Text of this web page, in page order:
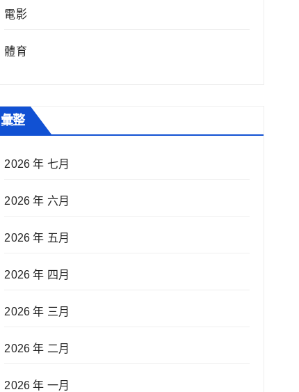
電影
體育
彙整
2026 年 七月
2026 年 六月
2026 年 五月
2026 年 四月
2026 年 三月
2026 年 二月
2026 年 一月